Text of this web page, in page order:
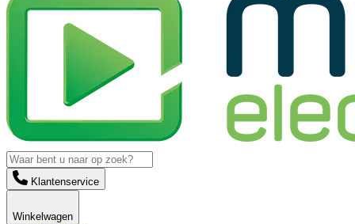
Klantenservice
Winkelwagen